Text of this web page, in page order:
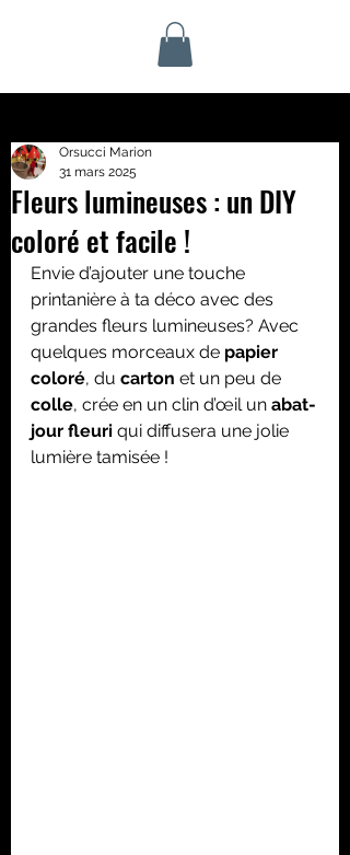
Fleurs lumineuses : un DIY
coloré et facile !
Orsucci Marion
31 mars 2025
Envie d’ajouter une touche
printanière à ta déco avec des
grandes fleurs lumineuses? Avec
quelques morceaux de papier
coloré, du carton et un peu de
colle, crée en un clin d’œil un abat-
jour fleuri qui diffusera une jolie
lumière tamisée !